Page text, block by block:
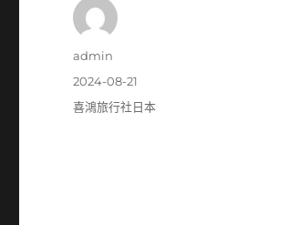
作
admin
發
佈
2024-08-21
分
喜鴻旅行社日本